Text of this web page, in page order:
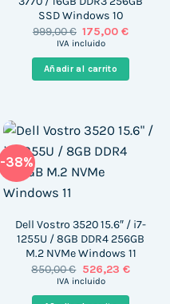
SSD Windows 10
999,00€ El
precio
era:
999,00 €.
175,00€El
es:
175,00
IVA incluido
Añadir al carrito
-38%
Dell Vostro 3520 15.6″ / i7-
1255U / 8GB DDR4 256GB
M.2 NVMe Windows 11
850,00€ El
precio
526,23 €El
IVA incluido